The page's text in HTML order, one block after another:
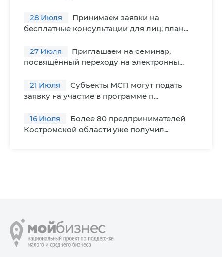
28 Июля
Принимаем заявки на
бесплатные консультации для лиц, план...
27 Июля
Приглашаем на семинар,
посвящённый переходу на электронны...
21 Июля
Субъекты МСП могут подать
заявку на участие в программе п...
16 Июля
Более 80 предпринимателей
Костромской области уже получил...